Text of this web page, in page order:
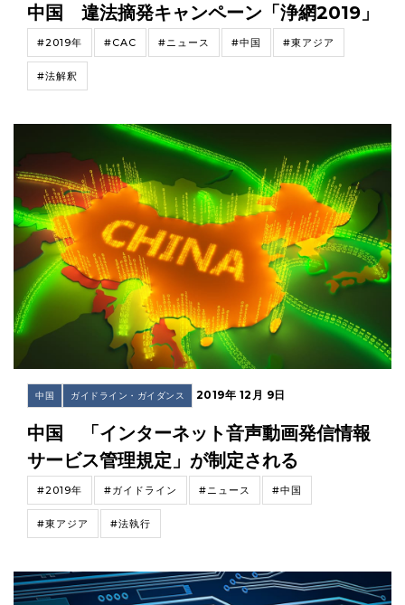
中国 違法摘発キャンペーン「浄網2019」
#2019年 #CAC #ニュース #中国 #東アジア
#法解釈
中国 ガイドライン・ガイダンス 2019年 12月 9日
中国 「インターネット音声動画発信情報
サービス管理規定」が制定される
#2019年 #ガイドライン #ニュース #中国
#東アジア #法執行